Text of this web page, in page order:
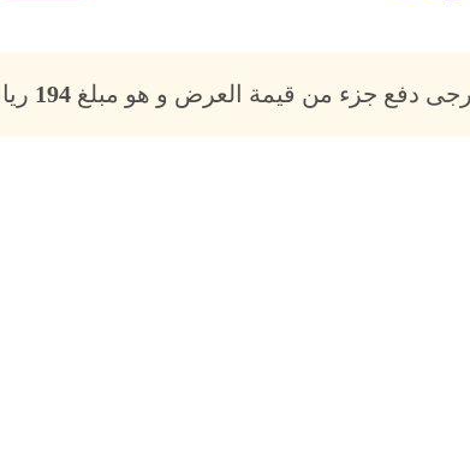
يرجى دفع جزء من قيمة العرض و هو مبلغ194